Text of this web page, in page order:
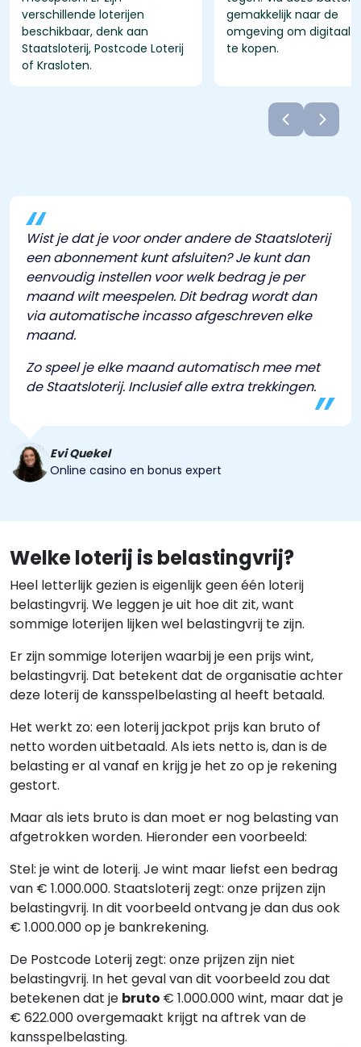
verschillende loterijen
beschikbaar, denk aan
Staatsloterij, Postcode Loterij
of Krasloten.
gemakkelijk naar de
omgeving om digitaal
te kopen.
Wist je dat je voor onder andere de Staatsloterij
een abonnement kunt afsluiten? Je kunt dan
eenvoudig instellen voor welk bedrag je per
maand wilt meespelen. Dit bedrag wordt dan
via automatische incasso afgeschreven elke
maand.
Zo speel je elke maand automatisch mee met
de Staatsloterij. Inclusief alle extra trekkingen.
Evi Quekel
Online casino en bonus expert
Welke loterij is belastingvrij?
Heel letterlijk gezien is eigenlijk geen één loterij
belastingvrij. We leggen je uit hoe dit zit, want
sommige loterijen lijken wel belastingvrij te zijn.
Er zijn sommige loterijen waarbij je een prijs wint,
belastingvrij. Dat betekent dat de organisatie achter
deze loterij de kansspelbelasting al heeft betaald.
Het werkt zo: een loterij jackpot prijs kan bruto of
netto worden uitbetaald. Als iets netto is, dan is de
belasting er al vanaf en krijg je het zo op je rekening
gestort.
Maar als iets bruto is dan moet er nog belasting van
afgetrokken worden. Hieronder een voorbeeld:
Stel: je wint de loterij. Je wint maar liefst een bedrag
van € 1.000.000. Staatsloterij zegt: onze prijzen zijn
belastingvrij. In dit voorbeeld ontvang je dan dus ook
€ 1.000.000 op je bankrekening.
De Postcode Loterij zegt: onze prijzen zijn niet
belastingvrij. In het geval van dit voorbeeld zou dat
betekenen dat je bruto € 1.000.000 wint, maar dat je
€ 622.000 overgemaakt krijgt na aftrek van de
kansspelbelasting.